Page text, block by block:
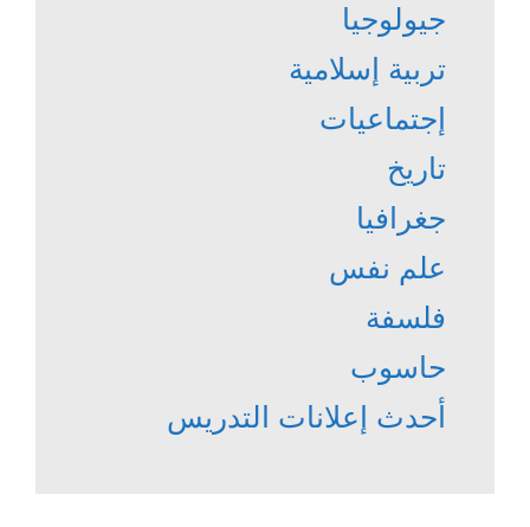
جيولوجيا
تربية إسلامية
إجتماعيات
تاريخ
جغرافيا
علم نفس
فلسفة
حاسوب
أحدث إعلانات التدريس